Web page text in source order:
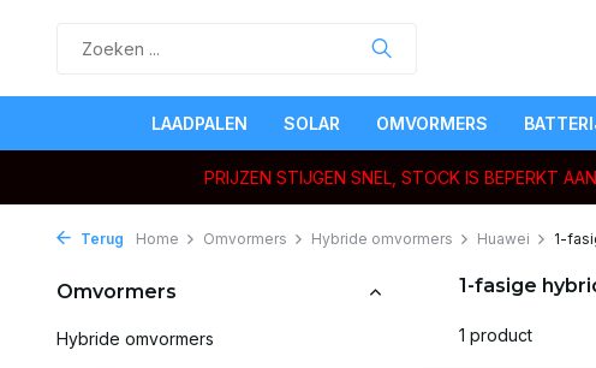
LAADPALEN SOLAR OMVORMERS
PRIJZEN STIJGEN SNEL, STOCK IS BEPERKT
Terug Home Omvormers Hybride omvormers Huawei 1-
Omvormers
Hybride omvormers
1-fasige
1 product